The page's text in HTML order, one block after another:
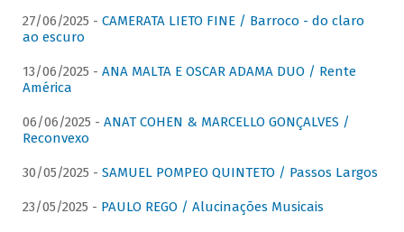
27/06/2025 - CAMERATA LIETO FINE / Barroco - do claro
ao escuro
13/06/2025 - ANA MALTA E OSCAR ADAMA DUO / Rente
América
06/06/2025 - ANAT COHEN & MARCELLO GONÇALVES /
Reconvexo
30/05/2025 - SAMUEL POMPEO QUINTETO / Passos Largos
23/05/2025 - PAULO REGO / Alucinações Musicais